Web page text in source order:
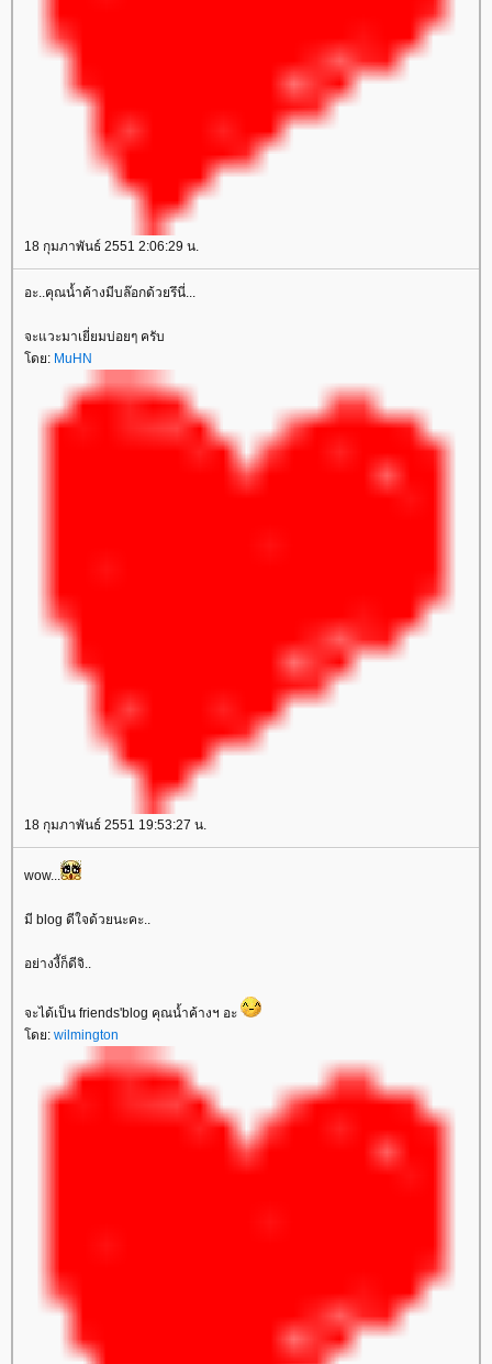
18 กุมภาพันธ์ 2551 2:06:29 น.
อะ..คุณน้ำค้างมีบล๊อกด้วยรึนี่...
จะแวะมาเยี่ยมบ่อยๆ ครับ
ดย: MuHN
18 กุมภาพันธ์ 2551 19:53:27 น.
wow...
มี blog ดีใจด้วยนะคะ..
อย่างงี้ก็ดีจิ..
จะได้เป็น friends'blog คุณน้ำค้างฯ อะ
ดย: wilmington